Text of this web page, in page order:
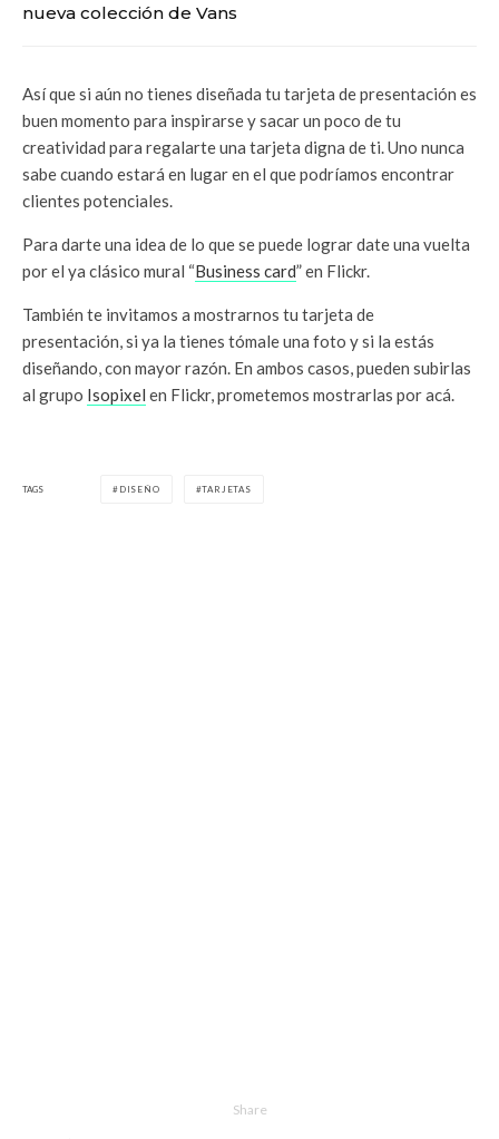
nueva colección de Vans
Así que si aún no tienes diseñada tu tarjeta de presentación es
buen momento para inspirarse y sacar un poco de tu
creatividad para regalarte una tarjeta digna de ti. Uno nunca
sabe cuando estará en lugar en el que podríamos encontrar
clientes potenciales.
Para darte una idea de lo que se puede lograr date una vuelta
por el ya clásico mural “Business card” en Flickr.
También te invitamos a mostrarnos tu tarjeta de
presentación, si ya la tienes tómale una foto y si la estás
diseñando, con mayor razón. En ambos casos, pueden subirlas
al grupo Isopixel en Flickr, prometemos mostrarlas por acá.
TAGS DISEÑO TARJETAS
Share